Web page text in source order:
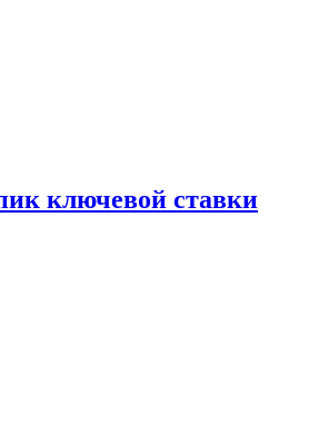
ключевой ставки